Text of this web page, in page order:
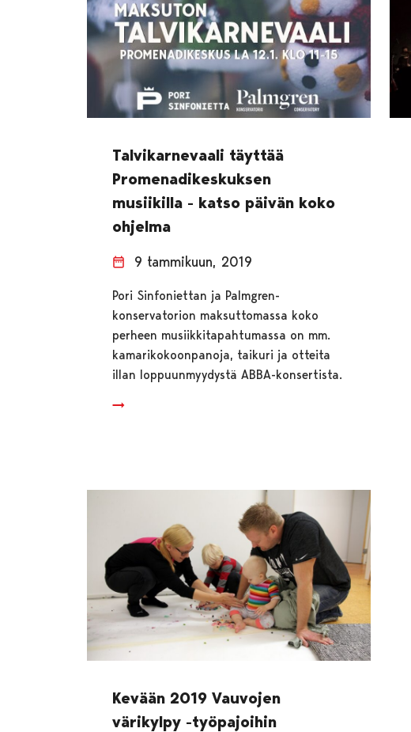
Talvikarnevaali täyttää
Promenadikeskuksen
musiikilla - katso päivän koko
ohjelma
9 tammikuun, 2019
Pori Sinfoniettan ja Palmgren-
konservatorion maksuttomassa koko
perheen musiikkitapahtumassa on mm.
kamarikokoonpanoja, taikuri ja otteita
illan loppuunmyydystä ABBA-konsertista.
Kevään 2019 Vauvojen
värikylpy -työpajoihin